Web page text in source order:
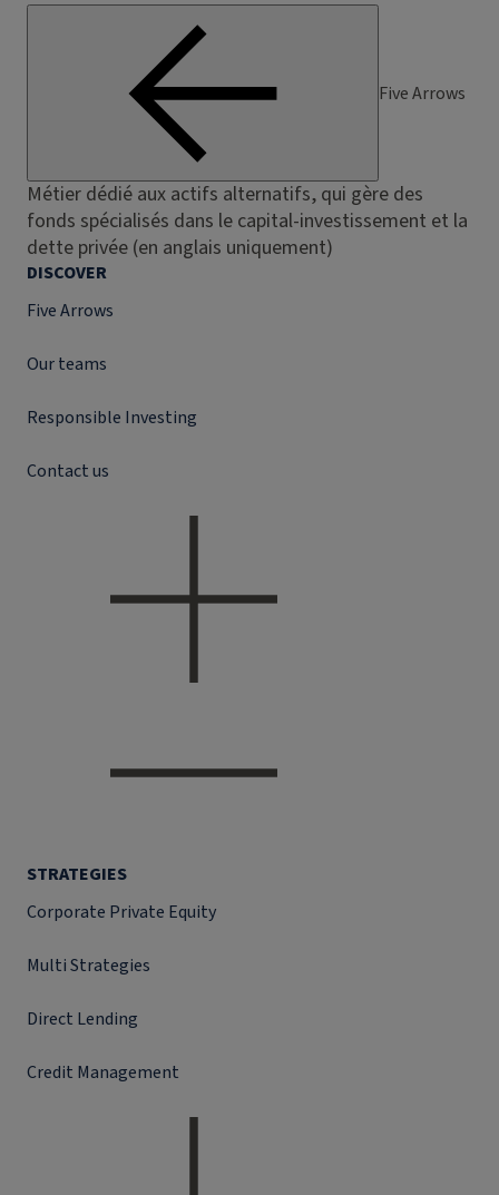
Five Arrows
Métier dédié aux actifs alternatifs, qui gère des
fonds spécialisés dans le capital-investissement et la
dette privée (en anglais uniquement)
DISCOVER
Five Arrows
Our teams
Responsible Investing
Contact us
STRATEGIES
Corporate Private Equity
Multi Strategies
Direct Lending
Credit Management